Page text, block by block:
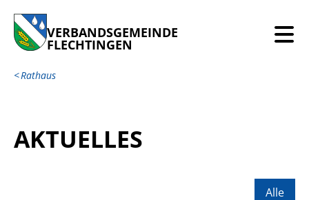
VERBANDSGEMEINDE
FLECHTINGEN
Rathaus
AKTUELLES
Alle